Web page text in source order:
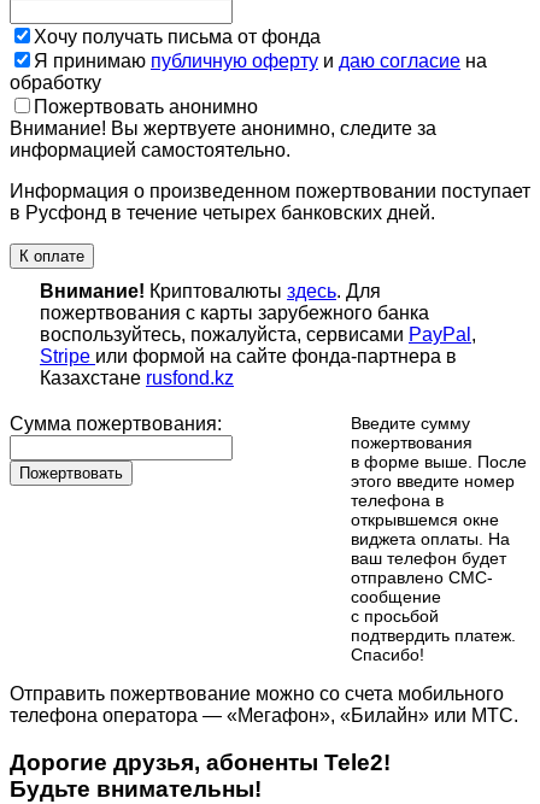
Хочу получать письма от фонда
Я принимаю публичную оферту и даю согласие на
обработку
Пожертвовать анонимно
Внимание! Вы жертвуете анонимно, следите за
информацией самостоятельно.
Информация о произведенном пожертвовании поступает
в Русфонд в течение четырех банковских дней.
К оплате
Внимание! Криптовалюты здесь. Для
пожертвования с карты зарубежного банка
воспользуйтесь, пожалуйста, сервисами PayPal ,
Stripe или формой на сайте фонда-партнера в
Казахстане rusfond.kz
Сумма пожертвования:
Пожертвовать
Введите сумму
пожертвования
в форме выше. После
этого введите номер
телефона в
открывшемся окне
виджета оплаты. На
ваш телефон будет
отправлено СМС-
сообщение
с просьбой
подтвердить платеж.
Cпасибо!
Отправить пожертвование можно со счета мобильного
телефона оператора — «Мегафон», «Билайн» или МТС.
Дорогие друзья, абоненты Tele2!
Будьте внимательны!